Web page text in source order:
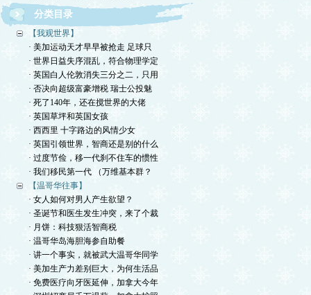
分类目录
【我观世界】
· 美加运动天才早早被抢走 足球只
· 世界日益失序混乱，符合物理学定
· 英国白人伦敦消失三分之二，只用
· 否决向超级富豪增税 瑞士公投魅
· 死了140年，还在搅世界的大佬
· 英国草坪和英国女孩
· 西西里 十字路边的风情少女
· 英国引领世界，智商还是别的什么
· 过度节俭，移一代刹不住车的惯性
· 我们移民第一代 （万维基本群？
【温哥华往事】
· 女人如何对男人产生欲望？
· 圣诞节和医生发生冲突，来了个裁
· 月饼：科技狠活智商税
· 温哥华岛海胆海参自助餐
· 讲一个事实，就被武大温哥华同学
· 美加生产力差别巨大，为何生活品
· 免费医疗向牙医延伸，加拿大今年